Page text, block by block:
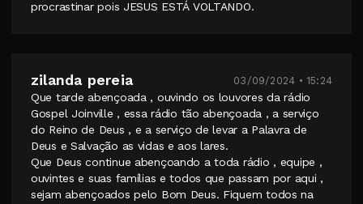
procrastinar pois JESUS ESTÁ VOLTANDO.
zilanda pereia 03/09/2024 • 15:24
Que tarde abençoada , ouvindo os louvores da rádio
Gospel Joinville , essa rádio tão abençoada , a serviço
do Reino de Deus , e a serviço de levar a Palavra de
Deus e Salvação as vidas e aos lares.
Que Deus continue abençoando a toda rádio , equipe ,
ouvintes e suas famílias e todos que passam por aqui ,
sejam abençoados pelo Bom Deus. Fiquem todos na